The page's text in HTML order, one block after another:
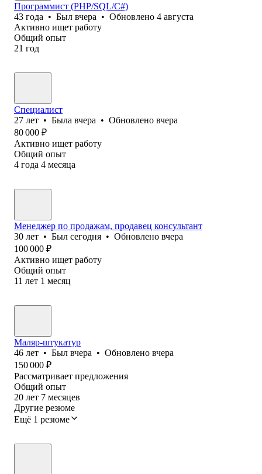
Программист (PHP/SQL/C#)
43 года • Был вчера • Обновлено 4 августа
Активно ищет работу
Общий опыт
21 год
Специалист
27 лет • Была вчера • Обновлено вчера
80 000 ₽
Активно ищет работу
Общий опыт
4 года 4 месяца
Менеджер по продажам, продавец консультант
30 лет • Был сегодня • Обновлено вчера
100 000 ₽
Активно ищет работу
Общий опыт
11 лет 1 месяц
Маляр-штукатур
46 лет • Был вчера • Обновлено вчера
150 000 ₽
Рассматривает предложения
Общий опыт
20 лет 7 месяцев
Другие резюме
Ещё 1 резюме